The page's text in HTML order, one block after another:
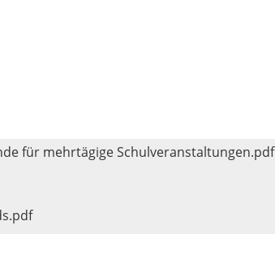
für mehrtägige Schulveranstaltungen.pdf